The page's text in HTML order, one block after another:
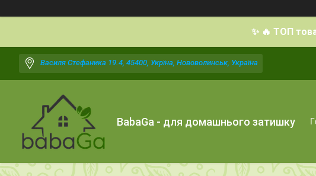
✨ 🔥 ТОП
Василя Стефаника 19.4, 45400, Укрїна, Нововолинськ, Україна
BabaGa - для домашнього затишку